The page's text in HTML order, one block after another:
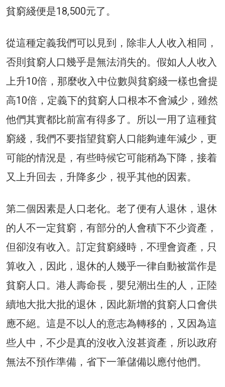
貧窮綫便是18,500元了。
從這種定義我們可以見到，除非人人收入相同，
否則貧窮人口幾乎是無法消失的。假如人人收入
上升10倍，那麼收入中位數與貧窮綫一樣也會提
高10倍，定義下的貧窮人口根本不會減少，雖然
他們其實都比前富有得多了。所以一用了這種貧
窮綫，我們不要指望貧窮人口能夠連年減少，更
可能的情況是，有些時候它可能稍為下降，接着
又上升回去，升降多少，視乎其他的因素。
第二個因素是人口老化。老了便有人退休，退休
的人不一定貧窮，有部分的人會積下不少資產，
但卻沒有收入。訂定貧窮綫時，不理會資產，只
算收入，因此，退休的人幾乎一律自動被當作是
貧窮人口。港人壽命長，嬰兒潮出生的人，正陸
續地大批大批的退休，因此新增的貧窮人口會供
應不絕。這是不以人的意志為轉移的，又因為這
些人中，不少是真的沒收入沒甚資產，所以政府
無法不預作準備，省下一筆儲備以應付他們。